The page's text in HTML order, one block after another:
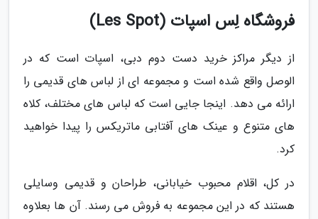
فروشگاه لِس اسپات (Les Spot)
از دیگر مراکز خرید دست دوم دبی، اسپات است که در
الوصل واقع شده است و مجموعه ای از لباس های قدیمی را
ارائه می دهد. اینجا جایی است که لباس های مختلف، کلاه
های متنوع و عینک های آفتابی ماتریکس را پیدا خواهید
کرد.
در کل، اقلام محبوب خیابانی، طراحان و قدیمی وسایلی
هستند که در این مجموعه به فروش می رسند. آن ها بعلاوه